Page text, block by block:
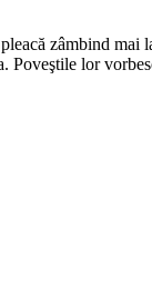
zâmbind mai
lor